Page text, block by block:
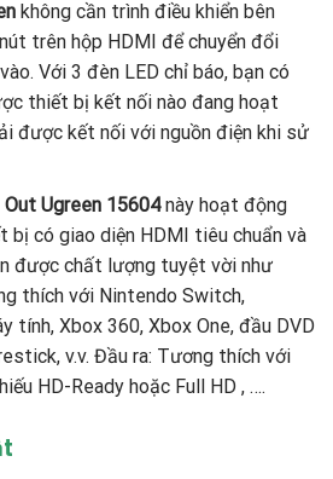
không cần trình điều khiển bên
trên hộp HDMI để chuyển đổi
Với 3 đèn LED chỉ báo, bạn có
thiết bị kết nối nào đang hoạt
được kết nối với nguồn điện khi sử
Ugreen 15604này hoạt động
bị có giao diện HDMI tiêu chuẩn và
được chất lượng tuyệt vời như
thích với Nintendo Switch,
tính, Xbox 360, Xbox One, đầu DVD
v.v. Đầu ra: Tương thích với
HD-Ready hoặc Full HD , ….